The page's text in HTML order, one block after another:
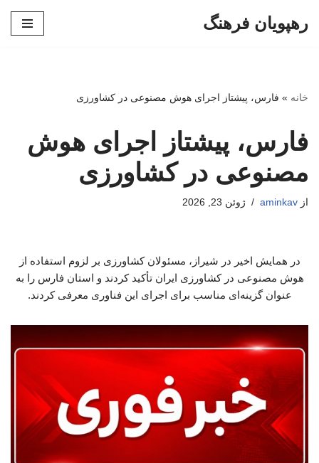
رهپویان فرهنگ
خانه » فارس، پیشتاز اجرای هوش مصنوعی در کشاورزی
فارس، پیشتاز اجرای هوش
مصنوعی در کشاورزی
از aminkav ژوئن 23, 2026
در همایش اخیر در شیراز، مسئولان کشاورزی بر لزوم استفاده از
هوش مصنوعی در کشاورزی ایران تأکید کردند و استان فارس را به
عنوان گزینه‌ای مناسب برای اجرای این فناوری معرفی کردند.